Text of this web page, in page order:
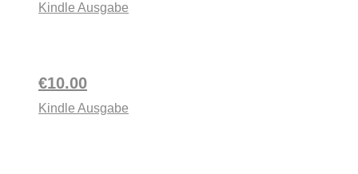
Kindle Ausgabe
€10.00
Kindle Ausgabe